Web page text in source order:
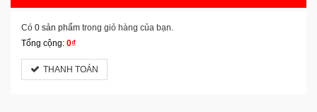
Có 0 sản phẩm trong giỏ hàng của bạn.
Tổng cộng: 0₫
THANH TOÁN